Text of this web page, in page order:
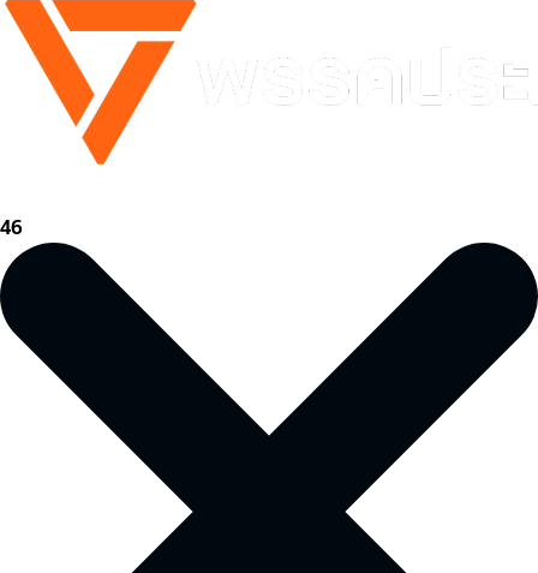
บัตรสีชมพูเลือกเบอร์
46